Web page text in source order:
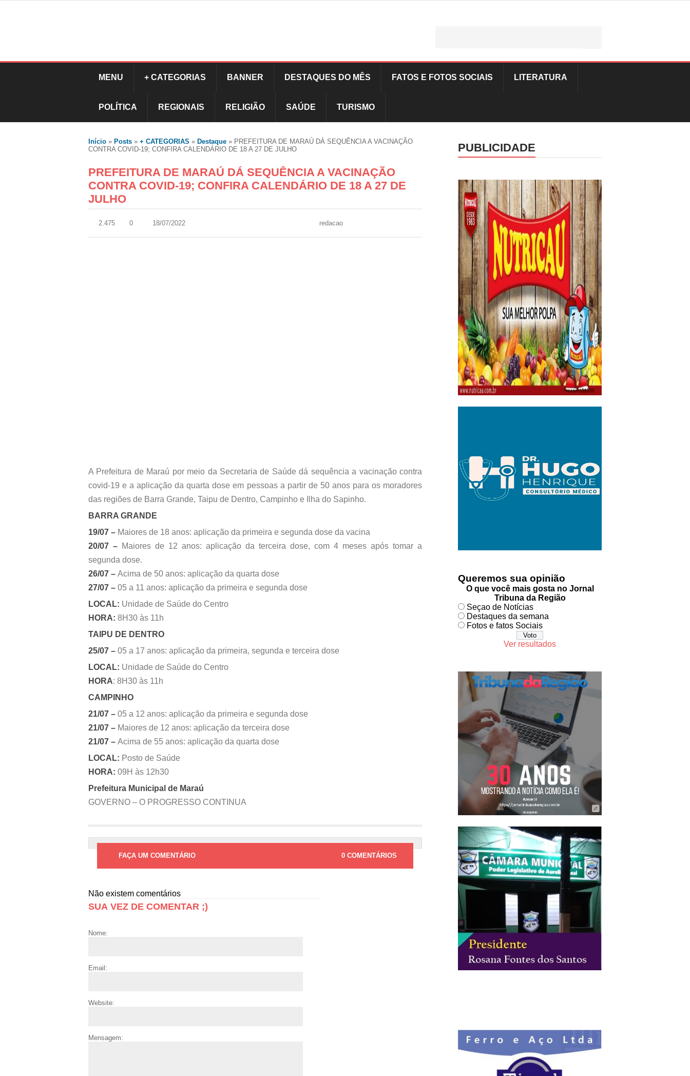
MENU + CATEGORIAS BANNER DESTAQUES DO MÊS FATOS E FOTOS SOCIAIS LITERATURA
POLÍTICA REGIONAIS RELIGIÃO SAÚDE TURISMO
Início » Posts » + CATEGORIAS » Destaque » PREFEITURA DE MARAÚ DÁ SEQUÊNCIA A VACINAÇÃO
CONTRA COVID-19; CONFIRA CALENDÁRIO DE 18 A 27 DE JULHO
PREFEITURA DE MARAÚ DÁ SEQUÊNCIA A VACINAÇÃO
CONTRA COVID-19; CONFIRA CALENDÁRIO DE 18 A 27 DE
JULHO
2.475 0 18/07/2022 redacao
A Prefeitura de Maraú por meio da Secretaria de Saúde dá sequência a vacinação contra
covid-19 e a aplicação da quarta dose em pessoas a partir de 50 anos para os moradores
das regiões de Barra Grande, Taipu de Dentro, Campinho e Ilha do Sapinho.
BARRA GRANDE
19/07 – Maiores de 18 anos: aplicação da primeira e segunda dose da vacina
20/07 – Maiores de 12 anos: aplicação da terceira dose, com 4 meses após tomar a
segunda dose.
26/07 – Acima de 50 anos: aplicação da quarta dose
27/07 – 05 a 11 anos: aplicação da primeira e segunda dose
LOCAL: Unidade de Saúde do Centro
HORA: 8H30 às 11h
TAIPU DE DENTRO
25/07 – 05 a 17 anos: aplicação da primeira, segunda e terceira dose
LOCAL: Unidade de Saúde do Centro
HORA: 8H30 às 11h
CAMPINHO
21/07 – 05 a 12 anos: aplicação da primeira e segunda dose
21/07 – Maiores de 12 anos: aplicação da terceira dose
21/07 – Acima de 55 anos: aplicação da quarta dose
LOCAL: Posto de Saúde
HORA: 09H às 12h30
Prefeitura Municipal de Maraú
GOVERNO – O PROGRESSO CONTINUA
FAÇA UM COMENTÁRIO 0 COMENTÁRIOS
Não existem comentários
SUA VEZ DE COMENTAR ;)
Nome:
Email:
Website:
Mensagem:
PUBLICIDADE
Queremos sua opinião
O que você mais gosta no Jornal
Tribuna da Região
Seçao de Notícias
Destaques da semana
Fotos e fatos Sociais
Ver resultados